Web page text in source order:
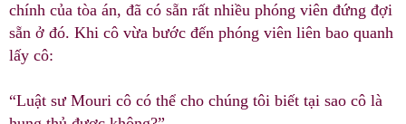
chính của tòa án, đã có sẵn rất nhiều phóng viên đứng đợi
sẵn ở đó. Khi cô vừa bước đến phóng viên liên bao quanh
lấy cô:
“Luật sư Mouri cô có thể cho chúng tôi biết tại sao cô là